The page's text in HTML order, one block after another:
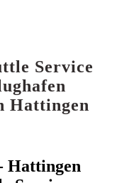
Service
Hattingen
Hattingen